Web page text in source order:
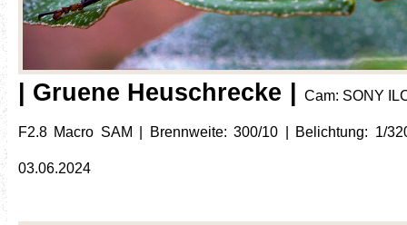
| Gruene Heuschrecke | Cam: SONY
F2.8 Macro SAM | Brennweite: 300/10 | Belichtung: 1/
03.06.2024